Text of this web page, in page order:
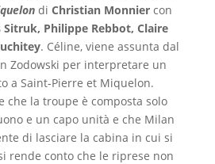
di Christian Monnier con
Sitruk, Philippe Rebbot​, Claire
. Céline, viene assunta dal
Zodowski per interpretare un
a Saint-Pierre et Miquelon.
che la troupe è composta solo
e un capo unità e che Milan
di lasciare la cabina in cui si
rende conto che le riprese non